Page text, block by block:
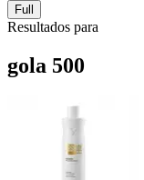
Full
Resultados para
gola 500